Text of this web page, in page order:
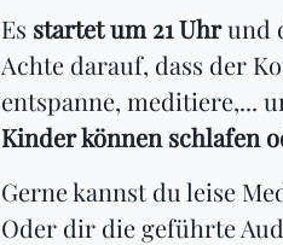
Es startet um 21 Uhrund
Achte darauf, dass der
entspanne, meditiere,...
Kinder können schlafen
Gerne kannst du leise
Oder dir die geführte